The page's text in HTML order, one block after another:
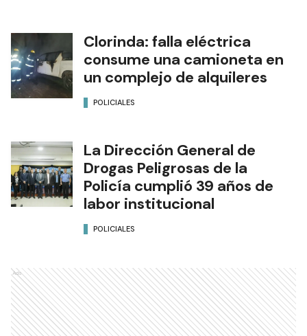
Clorinda: falla eléctrica
consume una camioneta en
un complejo de alquileres
POLICIALES
La Dirección General de
Drogas Peligrosas de la
Policía cumplió 39 años de
labor institucional
POLICIALES
Ads